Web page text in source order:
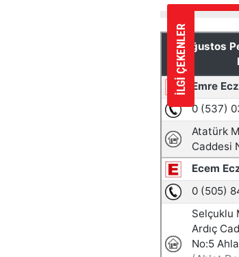
İLGİ ÇEKENLER